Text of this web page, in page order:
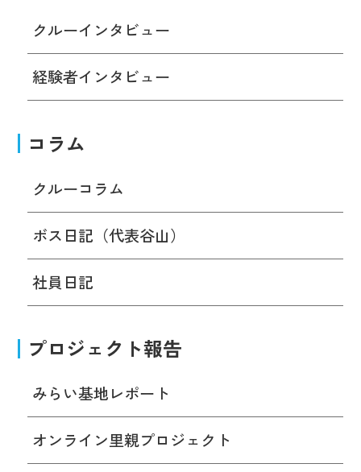
クルーインタビュー
経験者インタビュー
コラム
クルーコラム
ボス日記（代表谷山）
社員日記
プロジェクト報告
みらい基地レポート
オンライン里親プロジェクト